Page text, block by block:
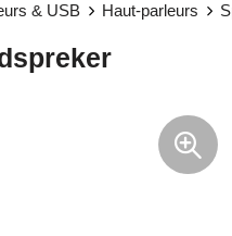
& USB Haut-parleurs